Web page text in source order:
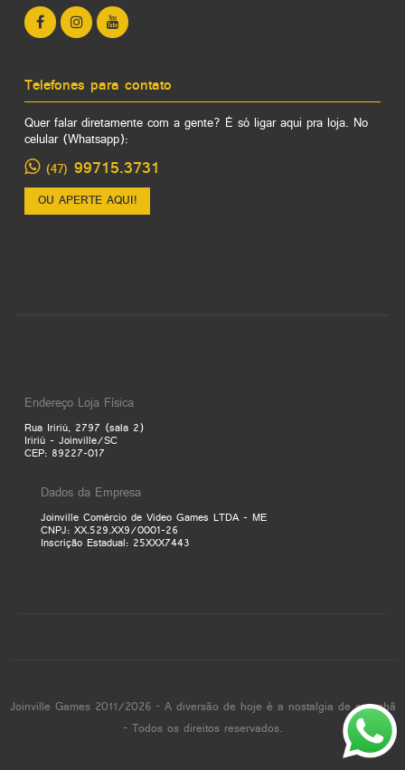
Telefones para contato
Quer falar diretamente com a gente? É só ligar aqui pra loja. No
celular (Whatsapp):
(47) 99715.3731
OU APERTE AQUI!
Endereço Loja Física
Rua Iririú, 2797 (sala 2)
Iririú - Joinville/SC
CEP: 89227-017
Dados da Empresa
Joinville Comércio de Video Games LTDA - ME
CNPJ: XX.529.XX9/0001-26
Inscrição Estadual: 25XXX7443
Joinville Games 2011/2026 - A diversão de hoje é a nostalgia de amanhã
- Todos os direitos reservados.